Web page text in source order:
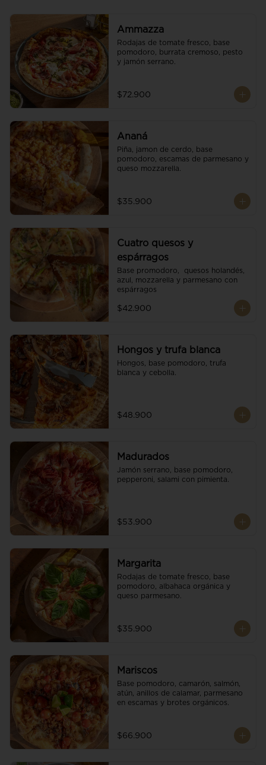
Ammazza
Rodajas de tomate fresco, base
pomodoro, burrata cremoso, pesto
y jamón serrano.
$72.900
Ananá
Piña, jamon de cerdo, base
pomodoro, escamas de parmesano y
queso mozzarella.
$35.900
Cuatro quesos y
espárragos
Base promodoro,  quesos holandés,
azul, mozzarella y parmesano con
espárragos
$42.900
Hongos y trufa blanca
Hongos, base pomodoro, trufa
blanca y cebolla.
$48.900
Madurados
Jamón serrano, base pomodoro,
pepperoni, salami con pimienta.
$53.900
Margarita
Rodajas de tomate fresco, base
pomodoro, albahaca orgánica y
queso parmesano.
$35.900
Mariscos
Base pomodoro, camarón, salmón,
atún, anillos de calamar, parmesano
en escamas y brotes orgánicos.
$66.900